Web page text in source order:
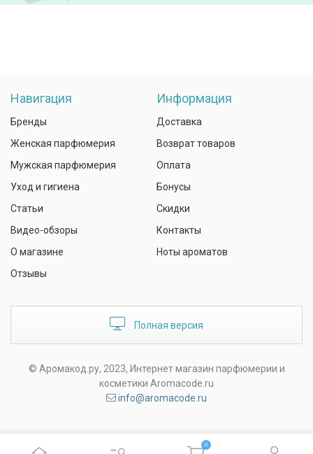
Навигация
Бренды
Женская парфюмерия
Мужская парфюмерия
Уход и гигиена
Статьи
Видео-обзоры
О магазине
Отзывы
Информация
Доставка
Возврат товаров
Оплата
Бонусы
Скидки
Контакты
Ноты ароматов
Полная версия
© Аромакод.ру, 2023, Интернет магазин парфюмерии и
косметики Aromacode.ru
info@aromacode.ru
0